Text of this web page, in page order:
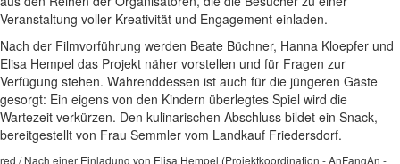
Veranstaltung voller Kreativität und Engagement einladen.
Nach der Filmvorführung werden Beate Büchner, Hanna Kloepfer und
Elisa Hempel das Projekt näher vorstellen und für Fragen zur
Verfügung stehen. Währenddessen ist auch für die jüngeren Gäste
gesorgt: Ein eigens von den Kindern überlegtes Spiel wird die
Wartezeit verkürzen. Den kulinarischen Abschluss bildet ein Snack,
bereitgestellt von Frau Semmler vom Landkauf Friedersdorf.
red / Nach einer Einladung von Elisa Hempel (Projektkoordination - AnFangAn -